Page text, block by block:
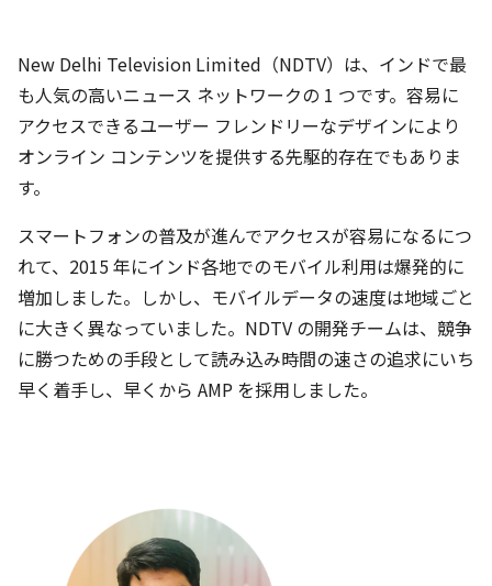
New Delhi Television Limited（NDTV）は、インドで最
も人気の高いニュース ネットワークの 1 つです。容易に
アクセスできるユーザー フレンドリーなデザインにより
オンライン コンテンツを提供する先駆的存在でもありま
す。
スマートフォンの普及が進んでアクセスが容易になるにつ
れて、2015 年にインド各地でのモバイル利用は爆発的に
増加しました。しかし、モバイルデータの速度は地域ごと
に大きく異なっていました。NDTV の開発チームは、競争
に勝つための手段として読み込み時間の速さの追求にいち
早く着手し、早くから AMP を採用しました。